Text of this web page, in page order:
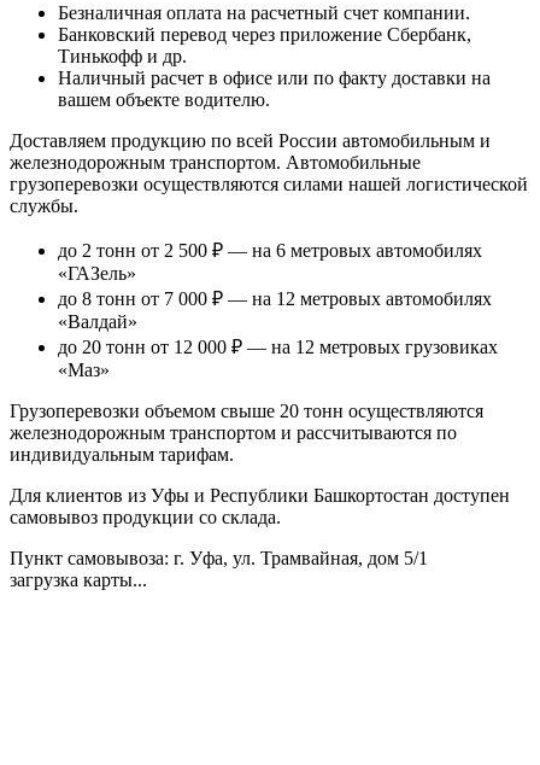
Безналичная оплата на расчетный счет компании.
Банковский перевод через приложение Сбербанк,
Тинькофф и др.
Наличный расчет в офисе или по факту доставки на
вашем объекте водителю.
Доставляем продукцию по всей России автомобильным и
железнодорожным транспортом. Автомобильные
грузоперевозки осуществляются силами нашей логистической
службы.
до 2 тонн от 2 500 ₽ — на 6 метровых автомобилях
«ГАЗель»
до 8 тонн от 7 000 ₽ — на 12 метровых автомобилях
«Валдай»
до 20 тонн от 12 000 ₽ — на 12 метровых грузовиках
«Маз»
Грузоперевозки объемом свыше 20 тонн осуществляются
железнодорожным транспортом и рассчитываются по
индивидуальным тарифам.
Для клиентов из Уфы и Республики Башкортостан доступен
самовывоз продукции со склада.
Пункт самовывоза: г. Уфа, ул. Трамвайная, дом 5/1
загрузка карты...